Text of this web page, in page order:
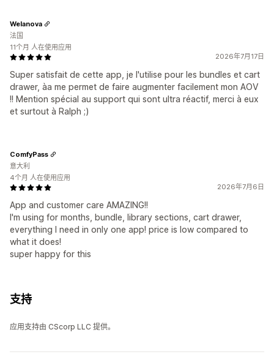
2026年7月17日
Super satisfait de cette app, je l'utilise pour les bundles et cart
drawer, àa me permet de faire augmenter facilement mon AOV
!! Mention spécial au support qui sont ultra réactif, merci à eux
et surtout à Ralph ;)
Welanova
法国
11个月 人在使用应用
2026年7月6日
App and customer care AMAZING!!
I'm using for months, bundle, library sections, cart drawer,
everything I need in only one app! price is low compared to
what it does!
super happy for this
ComfyPass
意大利
4个月 人在使用应用
支持
应用支持由 CScorp LLC 提供。